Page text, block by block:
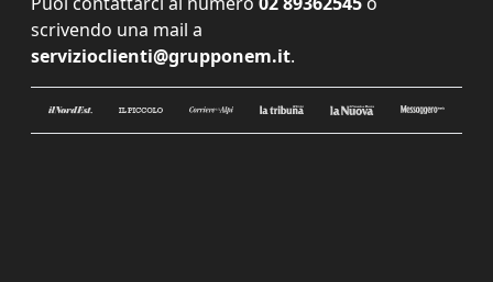
scrivendo una mail a
servizioclienti@grupponem.it.